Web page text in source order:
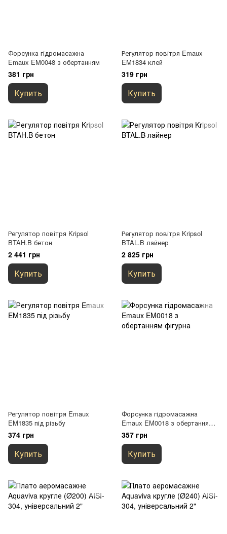
Форсунка гідромасажна
Emaux EM0048 з обертанням
381 грн
Купить
Регулятор повітря Emaux
EM1834 клей
319 грн
Купить
Регулятор повітря Kripsol
BTAH.B бетон
2 441 грн
Купить
Регулятор повітря Kripsol
BTAL.B лайнер
2 825 грн
Купить
Регулятор повітря Emaux
EM1835 під різьбу
374 грн
Купить
Форсунка гідромасажна
Emaux EM0018 з обертанням
фігурна
357 грн
Купить